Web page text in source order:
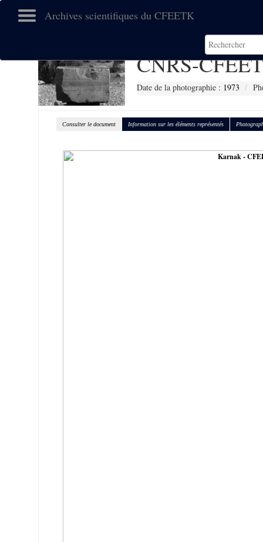
Archives scientifiques du CFEETK
CNRS-
Date de la photographie : 1973
Consulter le document Information sur les éléments représentés